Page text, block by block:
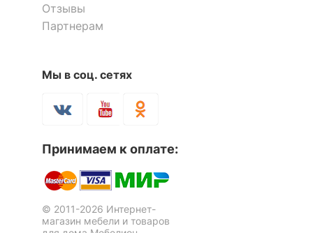
Отзывы
Партнерам
Мы в соц. сетях
Принимаем к оплате:
© 2011-2026 Интернет-
магазин мебели и товаров